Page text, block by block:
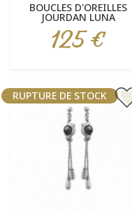
BOUCLES D'OREILLES
JOURDAN LUNA
Prix
125 €
RUPTURE DE STOCK